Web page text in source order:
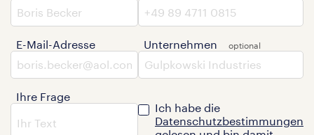
E-Mail-Adresse
Ihre Frage
Unternehmen
Ich habe die
Datenschutzbestimmungen